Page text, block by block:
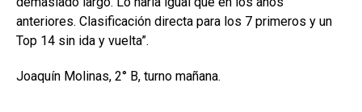
anteriores. Clasificación directa para los 7 primeros y un
Top 14 sin ida y vuelta”.
Joaquín Molinas, 2° B, turno mañana.